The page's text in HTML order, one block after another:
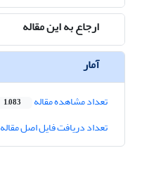
ارجاع به این مقاله
آمار
تعداد مشاهده مقاله 1,083
تعداد دریافت فایل اصل مقاله